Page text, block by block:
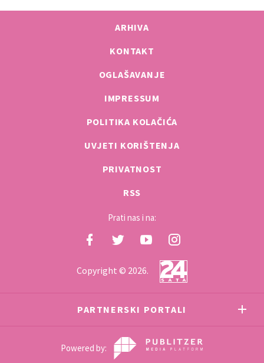
ARHIVA
KONTAKT
OGLAŠAVANJE
IMPRESSUM
POLITIKA KOLAČIĆA
UVJETI KORIŠTENJA
PRIVATNOST
RSS
Prati nas i na:
Copyright © 2026.
PARTNERSKI PORTALI
Powered by: